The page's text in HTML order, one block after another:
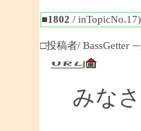
■1802 / inTopicNo.17)
□投稿者/ BassGetter
みな